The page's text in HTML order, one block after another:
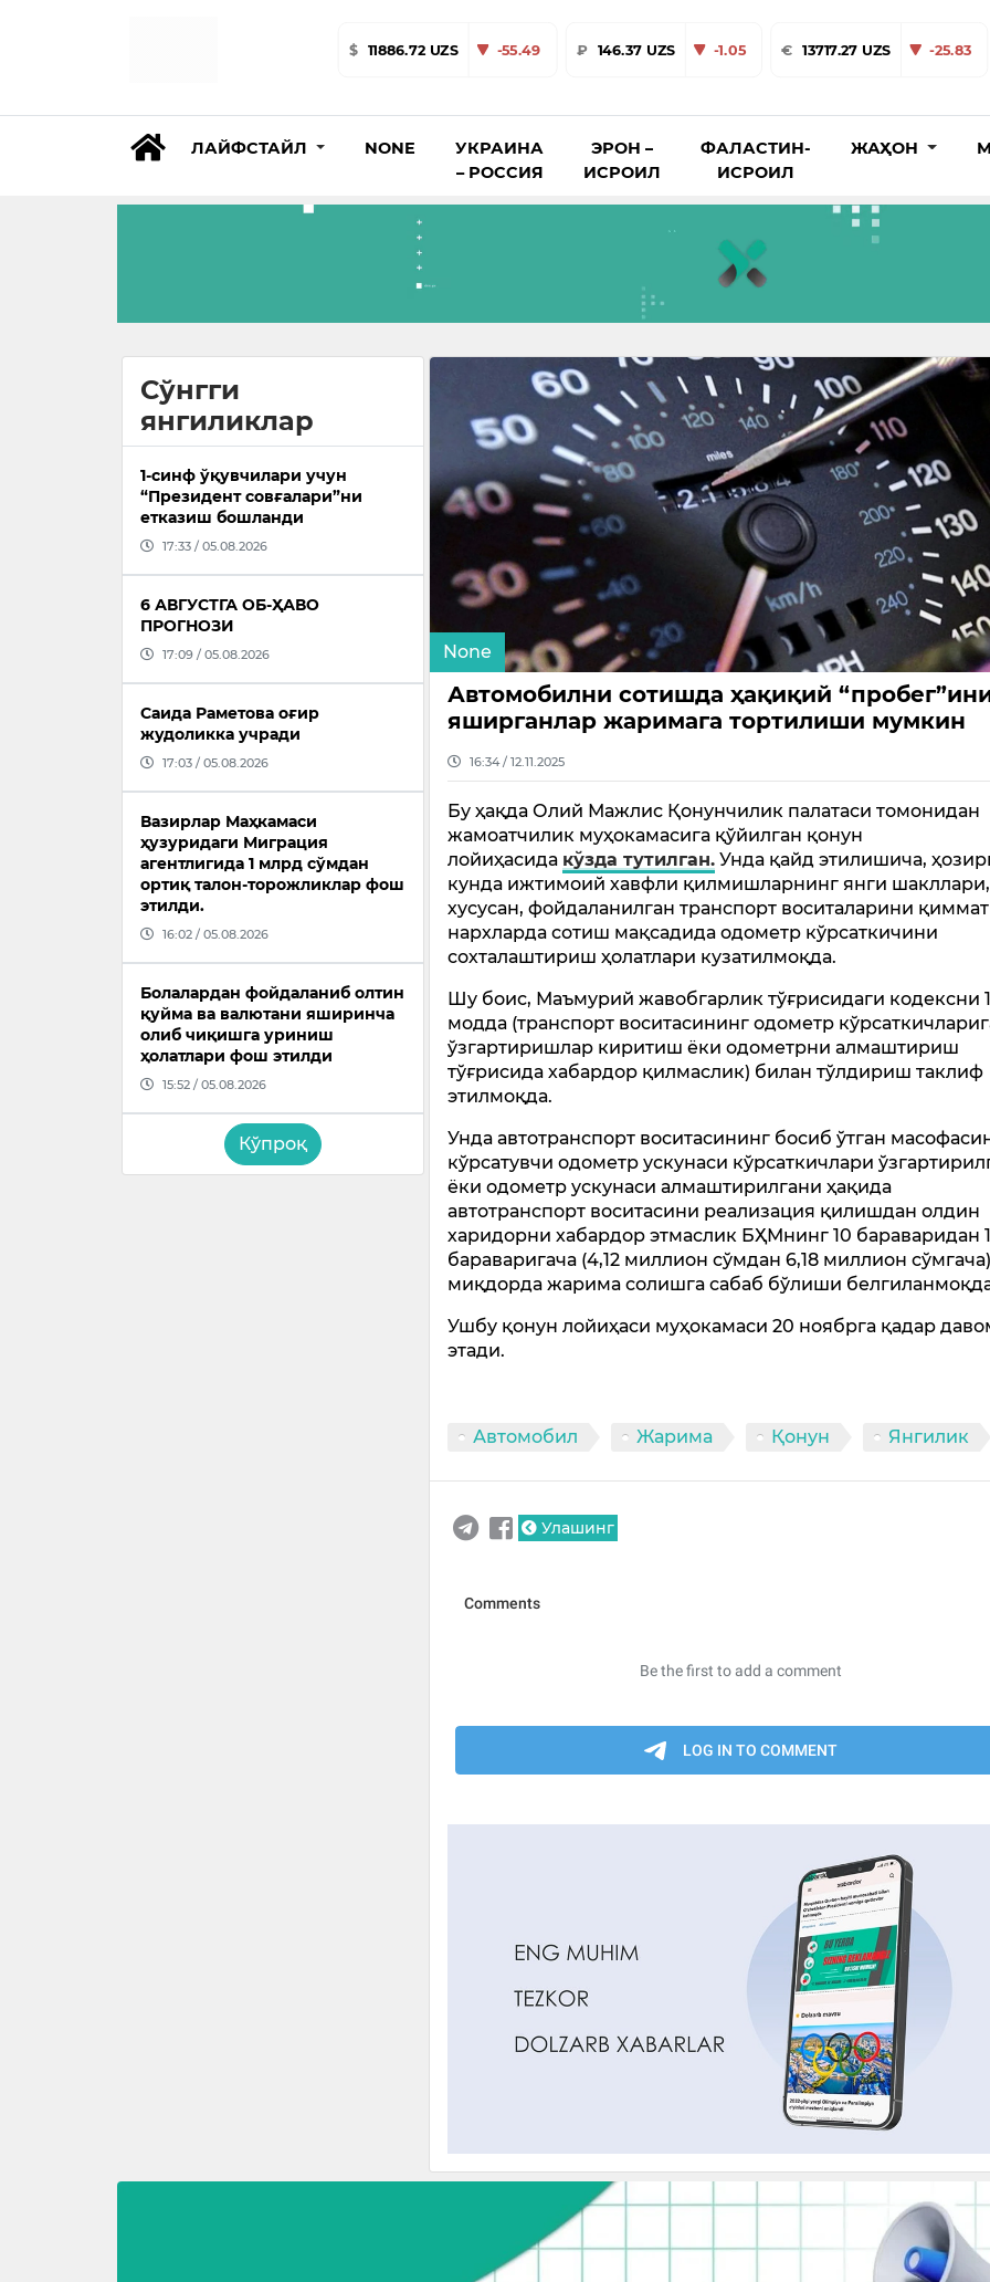
$ 11886.72 UZS -55.49 ₽ 146.37 UZS -1.05 € 13717.27 UZS -25.83
ЛАЙФСТАЙЛ NONE
УКРАИНА
– РОССИЯ
ЭРОН –
ИСРОИЛ
ФАЛАСТИН-
ИСРОИЛ
ЖАҲОН
Сўнгги
янгиликлар
1-синф ўқувчилари учун
“Президент совғалари”ни
етказиш бошланди
17:33 / 05.08.2026
6 АВГУСТГА ОБ-ҲАВО
ПРОГНОЗИ
17:09 / 05.08.2026
Саида Раметова оғир
жудоликка учради
17:03 / 05.08.2026
Вазирлар Маҳкамаси
ҳузуридаги Миграция
агентлигида 1 млрд сўмдан
ортиқ талон-торожликлар фош
этилди.
16:02 / 05.08.2026
Болалардан фойдаланиб олтин
қуйма ва валютани яширинча
олиб чиқишга уриниш
ҳолатлари фош этилди
15:52 / 05.08.2026
Кўпроқ
None
Автомобилни сотишда ҳақиқий
яширганлар жаримага тортилиши мумкин
16:34 / 12.11.2025
Бу ҳақда Олий Мажлис Қонунчилик палатаси томонидан
жамоатчилик муҳокамасига қўйилган қонун
лойиҳасида кўзда тутилган. Унда қайд этилишича,
кунда ижтимоий хавфли қилмишларнинг янги шакллари,
хусусан, фойдаланилган транспорт воситаларини қиммат
нархларда сотиш мақсадида одометр кўрсаткичини
сохталаштириш ҳолатлари кузатилмоқда.
Шу боис, Маъмурий жавобгарлик тўғрисидаги кодексни
модда (транспорт воситасининг одометр
ўзгартиришлар киритиш ёки одометрни алмаштириш
тўғрисида хабардор қилмаслик) билан тўлдириш таклиф
этилмоқда.
Унда автотранспорт воситасининг босиб ўтган
кўрсатувчи одометр ускунаси кўрсаткичлари
ёки одометр ускунаси алмаштирилгани ҳақида
автотранспорт воситасини реализация қилишдан олдин
харидорни хабардор этмаслик БҲМнинг 10 бараваридан
бараваригача (4,12 миллион сўмдан 6,18 миллион сўмгача)
миқдорда жарима солишга сабаб бўлиши
Ушбу қонун лойиҳаси муҳокамаси 20 ноябрга қадар
этади.
Автомобил Жарима Қонун Янгилик
Улашинг